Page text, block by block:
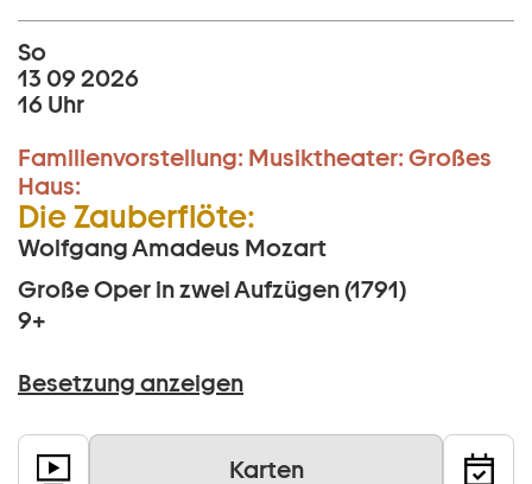
So
13 09 2026
16 Uhr
Familienvorstellung: Musiktheater: Großes
Haus:
Die Zauberflöte:
Wolfgang Amadeus Mozart
Große Oper in zwei Aufzügen (1791)
9+
Besetzung anzeigen
Karten